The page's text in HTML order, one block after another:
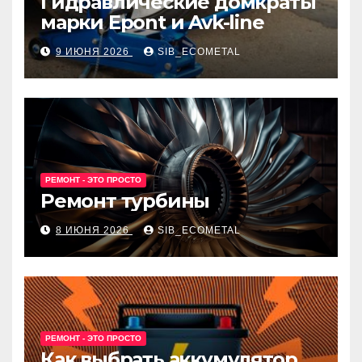
марки Epont и Avk-line
9 ИЮНЯ 2026 SIB_ECOMETAL
РЕМОНТ - ЭТО ПРОСТО
Ремонт турбины
8 ИЮНЯ 2026 SIB_ECOMETAL
РЕМОНТ - ЭТО ПРОСТО